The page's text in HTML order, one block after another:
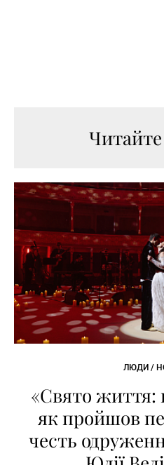
ЛЮДИ /
«Свято життя:
як пройшов
честь